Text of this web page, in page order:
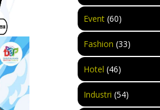
Event(60)
Fashion (33)
Hotel (46)
Industri (54)